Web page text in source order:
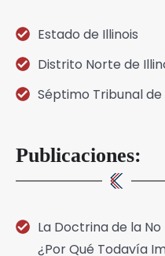
Estado de Illinois
Distrito Norte de
Séptimo Tribunal
Publicaciones:
La Doctrina de la No
¿Por Qué Todavía